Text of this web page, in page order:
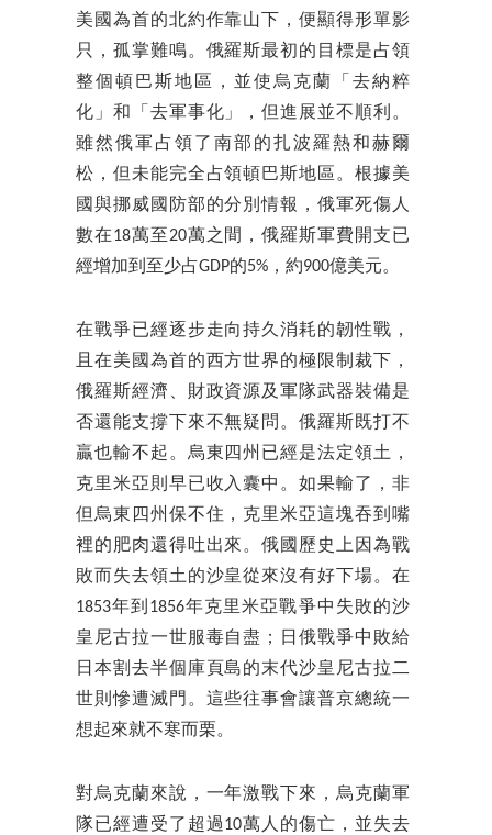
美國為首的北約作靠山下，便顯得形單影
只，孤掌難鳴。俄羅斯最初的目標是占領
整個頓巴斯地區，並使烏克蘭「去納粹
化」和「去軍事化」，但進展並不順利。
雖然俄軍占領了南部的扎波羅熱和赫爾
松，但未能完全占領頓巴斯地區。根據美
國與挪威國防部的分別情報，俄軍死傷人
數在18萬至20萬之間，俄羅斯軍費開支已
經增加到至少占GDP的5%，約900億美元。
在戰爭已經逐步走向持久消耗的韌性戰，
且在美國為首的西方世界的極限制裁下，
俄羅斯經濟、財政資源及軍隊武器裝備是
否還能支撐下來不無疑問。俄羅斯既打不
贏也輸不起。烏東四州已經是法定領土，
克里米亞則早已收入囊中。如果輸了，非
但烏東四州保不住，克里米亞這塊吞到嘴
裡的肥肉還得吐出來。俄國歷史上因為戰
敗而失去領土的沙皇從來沒有好下場。在
1853年到1856年克里米亞戰爭中失敗的沙
皇尼古拉一世服毒自盡；日俄戰爭中敗給
日本割去半個庫頁島的末代沙皇尼古拉二
世則慘遭滅門。這些往事會讓普京總統一
想起來就不寒而栗。
對烏克蘭來說，一年激戰下來，烏克蘭軍
隊已經遭受了超過10萬人的傷亡，並失去